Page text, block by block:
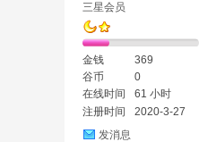
三星会员
金钱
369
谷币
0
在线时间
61 小时
注册时间
2020-3-27
发消息